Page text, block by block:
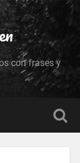
con frases y